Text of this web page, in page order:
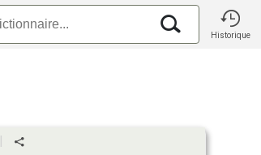
Historique